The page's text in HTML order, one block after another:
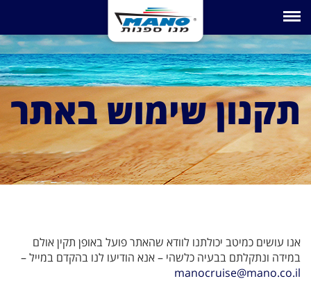
Toggle navigation
תקנון שימוש באתר
אנו עושים כמיטב יכולתנו לוודא שהאתר פועל באופן תקין אולם
במידה ונתקלתם בבעיה כלשהי – אנא הודיעו לנו בהקדם במייל –
manocruise@mano.co.il